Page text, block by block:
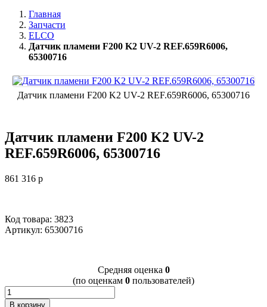
Главная
Запчасти
ELCO
Датчик пламени F200 K2 UV-2 REF.659R6006,
65300716
Датчик пламени F200 K2 UV-2 REF.659R6006, 65300716
Датчик пламени F200 K2 UV-2
REF.659R6006, 65300716
861 316 p
Код товара: 3823
Артикул: 65300716
Cредняя оценка 0
(по оценкам 0 пользователей)
В корзину